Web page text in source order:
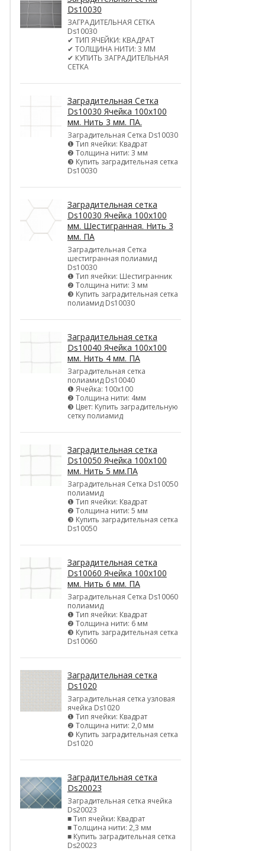
Ds10030
ЗАГРАДИТЕЛЬНАЯ СЕТКА
Ds10030
✔ ТИП ЯЧЕЙКИ: КВАДРАТ
✔ ТОЛЩИНА НИТИ: 3 ММ
✔ КУПИТЬ ЗАГРАДИТЕЛЬНАЯ
СЕТКА
Заградительная Сетка
Ds10030 Ячейка 100х100
мм. Нить 3 мм. ПА.
Заградительная Сетка Ds10030
❶ Тип ячейки: Квадрат
❷ Толщина нити: 3 мм
❸ Купить заградительная сетка
Ds10030
Заградительная сетка
Ds10030 Ячейка 100х100
мм. Шестигранная. Нить 3
мм. ПА
Заградительная Сетка
шестигранная полиамид
Ds10030
❶ Тип ячейки: Шестигранник
❷ Толщина нити: 3 мм
❸ Купить заградительная сетка
полиамид Ds10030
Заградительная сетка
Ds10040 Ячейка 100х100
мм. Нить 4 мм. ПА
Заградительная сетка
полиамид Ds10040
❶ Ячейка: 100х100
❷ Толщина нити: 4мм
❸ Цвет: Купить заградительную
сетку полиамид
Заградительная сетка
Ds10050 Ячейка 100х100
мм. Нить 5 мм.ПА
Заградительная Сетка Ds10050
полиамид
❶ Тип ячейки: Квадрат
❷ Толщина нити: 5 мм
❸ Купить заградительная сетка
Ds10050
Заградительная сетка
Ds10060 Ячейка 100х100
мм. Нить 6 мм. ПА
Заградительная Сетка Ds10060
полиамид
❶ Тип ячейки: Квадрат
❷ Толщина нити: 6 мм
❸ Купить заградительная сетка
Ds10060
Заградительная сетка
Ds1020
Заградительная сетка узловая
ячейка Ds1020
❶ Тип ячейки: Квадрат
❷ Толщина нити: 2,0 мм
❸ Купить заградительная сетка
Ds1020
Заградительная сетка
Ds20023
Заградительная сетка ячейка
Ds20023
■ Тип ячейки: Квадрат
■ Толщина нити: 2,3 мм
■ Купить заградительная сетка
Ds20023